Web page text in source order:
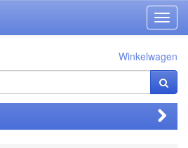
Winkelwagen